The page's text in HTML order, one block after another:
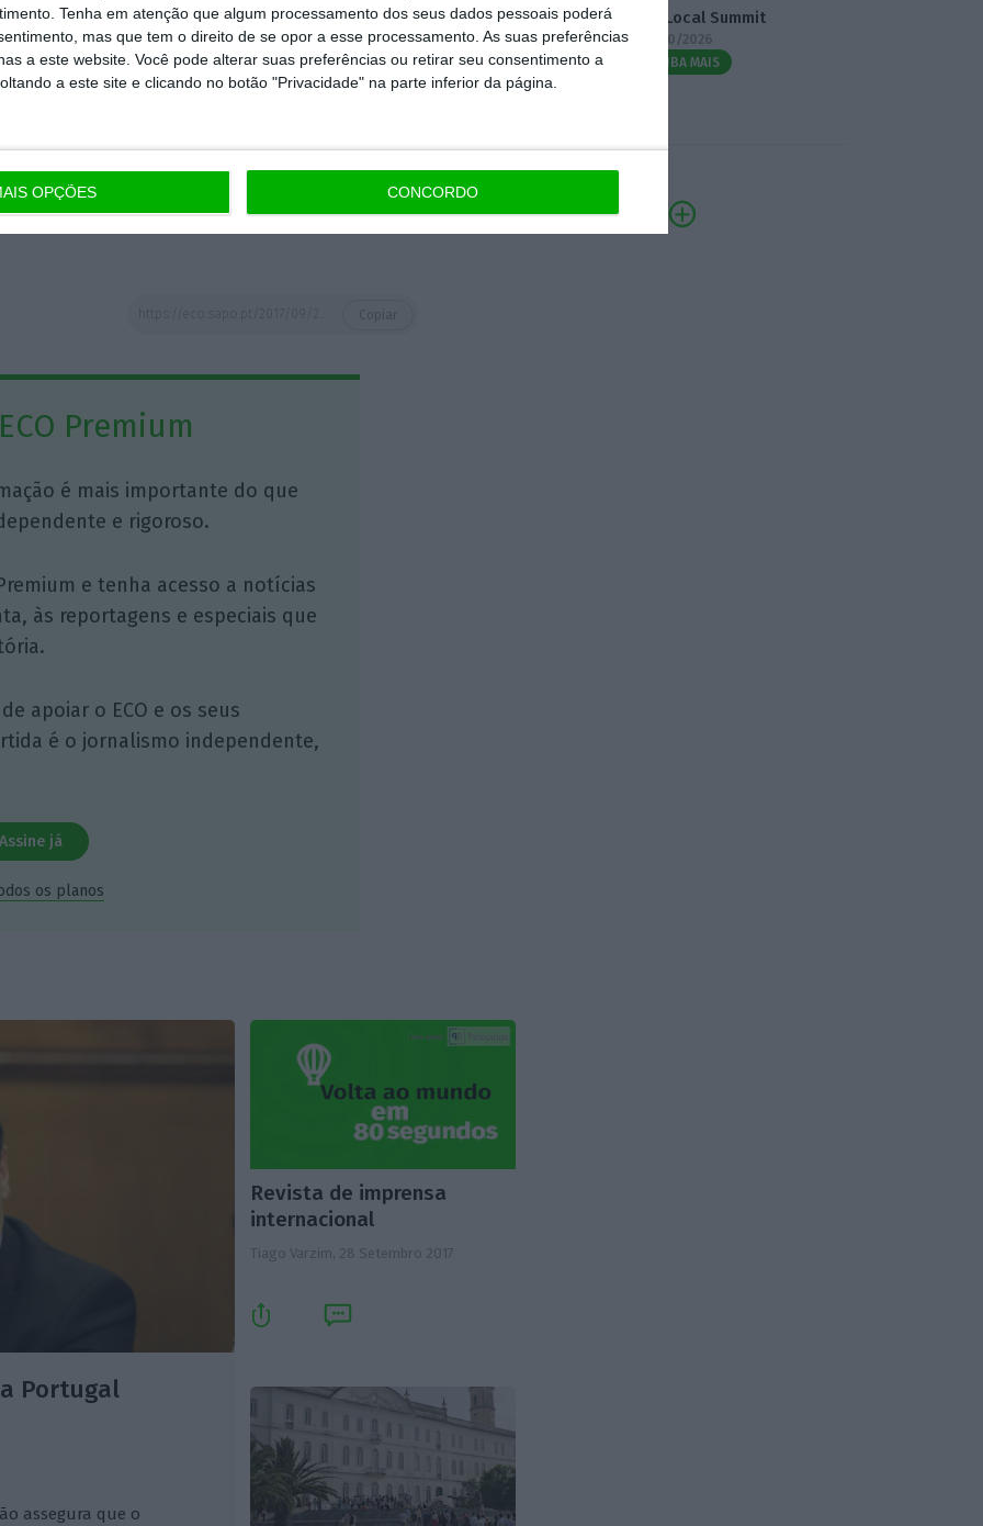
Tenha em atenção que algum processamento dos seus dados pessoais poderá
mas que tem o direito de se opor a esse processamento. As suas preferências
a este website. Você pode alterar suas preferências ou retirar seu consentimento a
a este site e clicando no botão "Privacidade" na parte inferior da página.
OPÇÕES CONCORDO
Europeia esta quinta-feira, o clima
confiança da indústria, do retalho e
abril de 2011.
Premium
é mais importante do que
e rigoroso.
e tenha acesso a notícias
às reportagens e especiais que
apoiar o ECO e os seus
é o jornalismo independente,
Assine já
os planos
3.º Local Summit
07/10/2026
SAIBA MAIS
Portugal
assegura que o
Revista de imprensa
internacional
Tiago Varzim, 28 Setembro 2017